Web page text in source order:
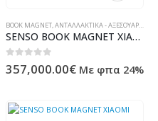
BOOK MAGNET ΑΝΤΑΛΛΑΚΤΙΚΆ - ΑΞΕΣΟΥΆΡ ΥΠΟΛΟΓΙΣΤΏΝ - ΗΛΕΚΤΡΟΝΙΚΆ
SENSO BOOK MAGNET XIAOMI REDMI NOTE 8T red
0 out of 5
357,000.00€ Με φπα 24%